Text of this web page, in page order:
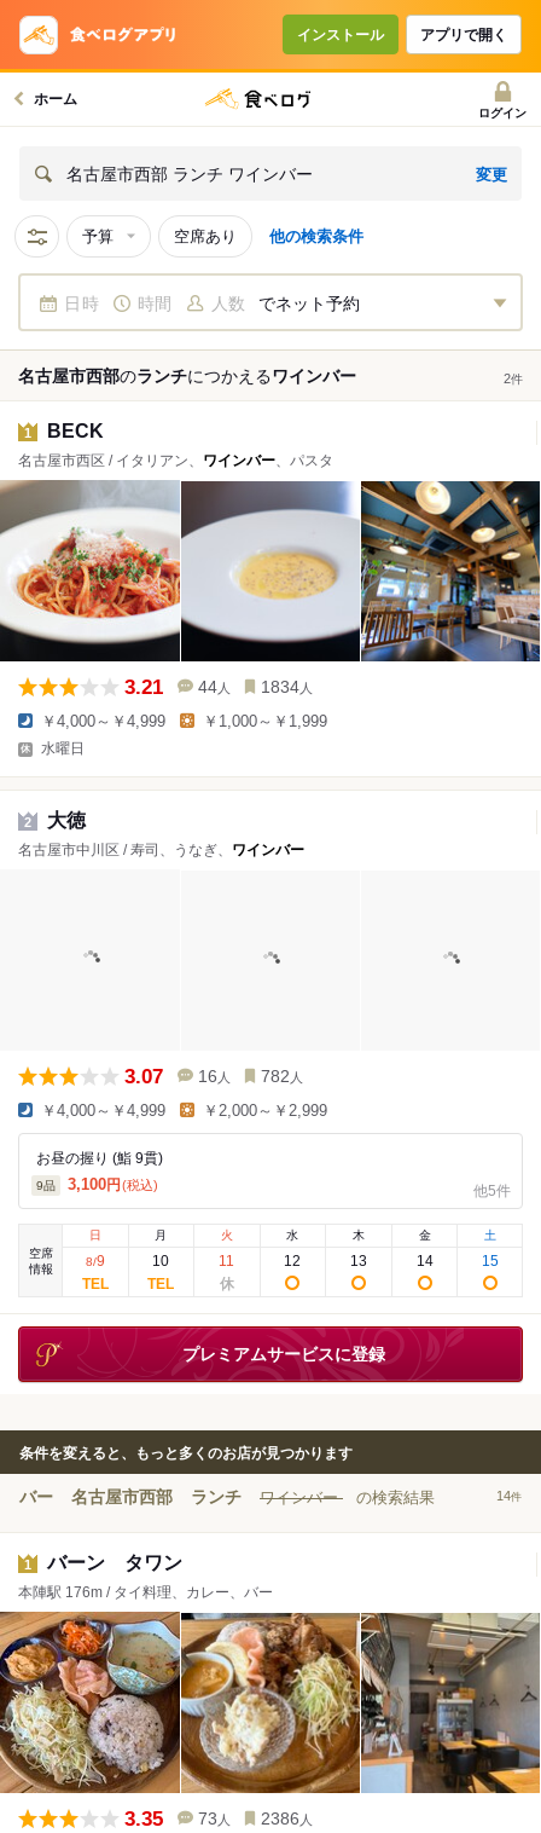
インストール アプリで開く
ホーム
ログイン
名古屋市西部 ランチ ワインバー 変更
予算 空席あり 他の検索条件
日時 時間 人数 でネット予約
名古屋市西部のランチにつかえるワインバー 2件
1 BECK
名古屋市西区 / イタリアン、 ワインバー、パスタ
3.21 44 人 1834 人
￥4,000～￥4,999 ￥1,000～￥1,999
水曜日
2 大徳
名古屋市中川区 / 寿司、うなぎ、 ワインバー
3.07 16 人 782 人
￥4,000～￥4,999 ￥2,000～￥2,999
お昼の握り (鮨 9貫)
9品 3,100円 (税込) 他5件
空席
情報
日
8/9
月
10
火
11
水
12
木
13
金
14
土
15
プレミアムサービスに登録
条件を変えると、もっと多くのお店が見つかります
バー 名古屋市西部 ランチ ワインバー の検索結果 14件
1 バーン タワン
本陣駅 176m / タイ料理、カレー、バー
3.35 73 人 2386 人